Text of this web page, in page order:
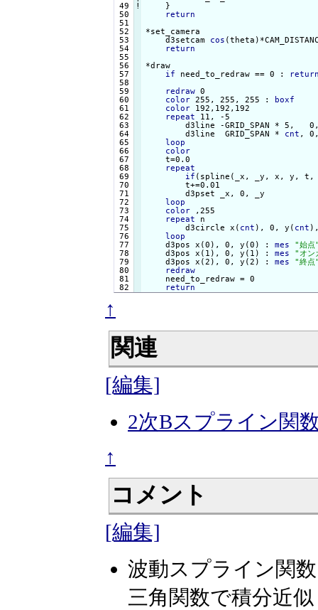
49
51
52
53
54
55
56
57
58
59
60
61
62
63
64
65
66
67
68
69
70
71
72
73
74
75
76
77
78
79
80
81
!
}
return
*set_camera
    d3setcam
cos
return
*draw
if
need_to_redraw == 0 :
redraw 0
color 255, 255, 255 :
boxf
color 192,192,192
repeat
11, -5
d3line -GRID_SPAN * 5,
        d3line  GRID_SPAN *
cnt , 0,
loop
color
    t=0.0
repeat
if (spline(_x, _y, x, y,
        t+=0.01
        d3pset _x, 0, _y
loop
color ,255
repeat
n
        d3circle x(
cnt ), 0, y( cnt
loop
    d3pos x(0), 0, y(0) :
mes
"始
    d3pos x(1), 0, y(1) :
mes
"オン
    d3pos x(2), 0, y(2) :
mes
"終
redraw
    need_to_redraw = 0
return
↑
関連
[編集]
2次Bスプライン関
↑
コメント
[編集]
波動スプライン関
三角関数で積分近